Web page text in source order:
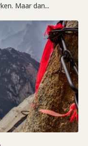
Maar dan...